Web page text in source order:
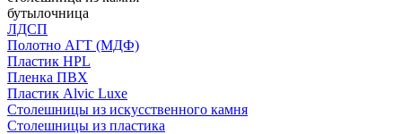
бутылочница
ЛДСП
Полотно АГТ (МДФ)
Пластик HPL
Пленка ПВХ
Пластик Alvic Luxe
Столешницы из искусственного камня
Столешницы из пластика